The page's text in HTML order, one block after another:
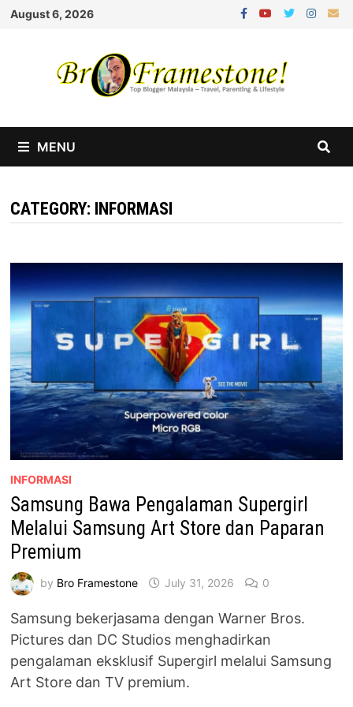
Skip
August 6, 2026
MENU
CATEGORY: INFORMASI
INFORMASI
Samsung Bawa Pengalaman Supergirl
Melalui Samsung Art Store dan Paparan
Premium
by Bro Framestone July 31, 2026 0
Samsung bekerjasama dengan Warner Bros.
Pictures dan DC Studios menghadirkan
pengalaman eksklusif Supergirl melalui Samsung
Art Store dan TV premium.